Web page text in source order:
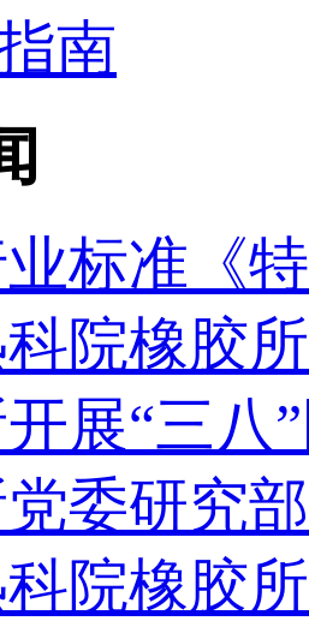
南
标准《
院橡胶
展“三八
委研究
院橡胶